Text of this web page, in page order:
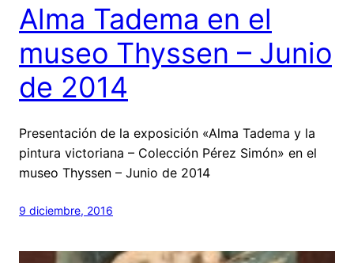
Alma Tadema en el
museo Thyssen – Junio
de 2014
Presentación de la exposición «Alma Tadema y la
pintura victoriana – Colección Pérez Simón» en el
museo Thyssen – Junio de 2014
9 diciembre, 2016